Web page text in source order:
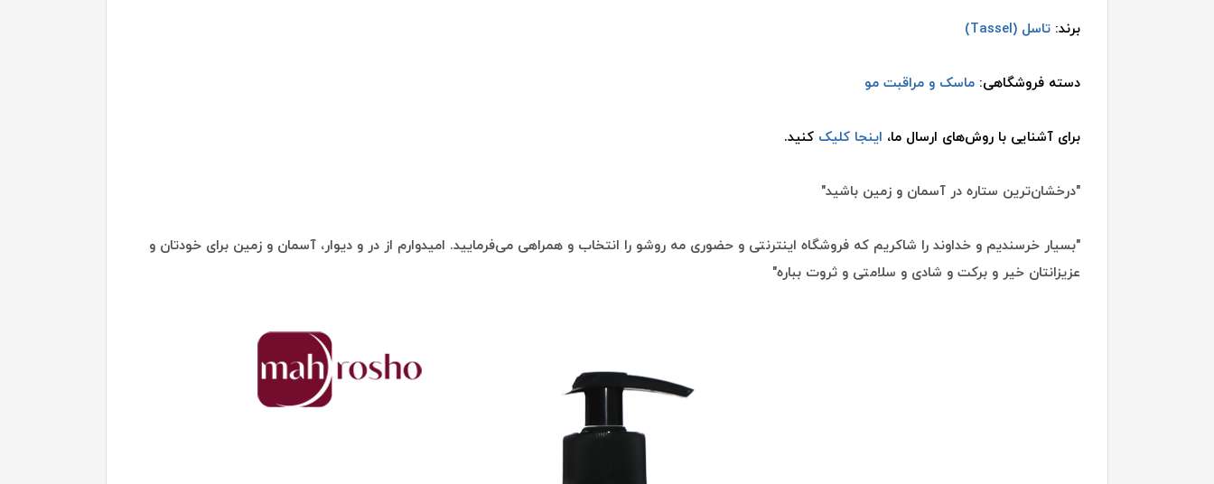
برند: تاسل (Tassel)
دسته فروشگاهی: ماسک و مراقبت مو
برای آشنایی با روش‌های ارسال ما، اینجا کلیک کنید.
"درخشان‌ترین ستاره در آسمان و زمین باشید"
"بسیار خرسندیم و خداوند را شاکریم که فروشگاه اینترنتی و حضوری مه روشو را انتخاب و همراهی می‌فرمایید. امیدوارم از در و دیوار، آسمان و زمین برای خودتان و
عزیزانتان خیر و برکت و شادی و سلامتی و ثروت بباره"